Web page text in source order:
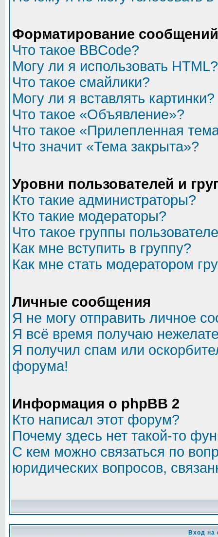
Форматирование
Что такое BBCode?
Могу ли я использовать HTML?
Что такое смайлики?
Могу ли я вставлять картинки?
Что такое «Объявление»?
Что такое «Прилепленная
Что значит «Тема закрыта»?
Уровни пользователей и
Кто такие администраторы?
Кто такие модераторы?
Что такое группы
Как мне вступить в группу?
Как мне стать модератором
Личные сообщения
Я не могу отправить личное
Я всё время получаю
Я получил спам или
форума!
Информация о phpBB 2
Кто написал этот форум?
Почему здесь нет такой-то
С кем можно связаться по
юридических вопросов,
Вход на